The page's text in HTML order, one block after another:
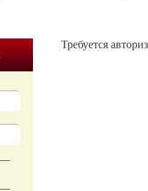
Требуется